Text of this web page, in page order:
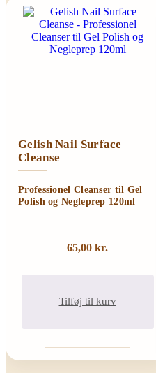
Gelish Nail Surface
Cleanse
Professionel Cleanser til Gel
Polish og Negleprep 120ml
65,00 kr.
Tilføj til kurv